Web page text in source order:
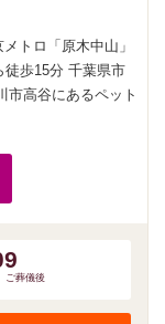
トロ「原木中山」
徒歩15分 千葉県市
市高谷にあるペット
ご葬儀後